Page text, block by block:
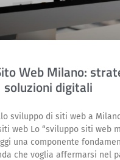
Web Milano:
soluzioni digitali
sviluppo di siti web a Milano
web Lo “sviluppo siti web
una componente
che voglia affermarsi nel